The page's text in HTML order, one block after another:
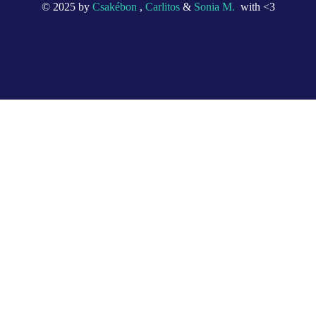
© 2025 by Csakébon , Carlitos& Sonia M. with <3